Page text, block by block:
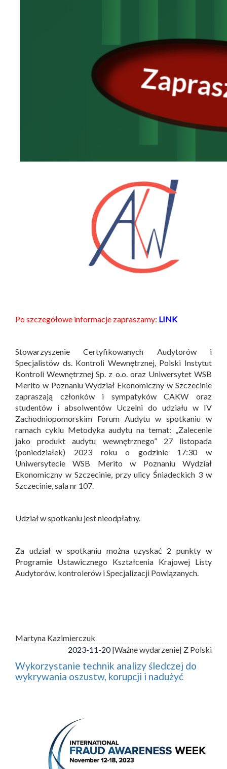
Po szczegółowe informacje zapraszamy: LINK
Stowarzyszenie Certyfikowanych Audytorów i
Specjalistów ds. Kontroli Wewnętrznej, Polski Instytut
Kontroli Wewnętrznej Sp. z o.o. oraz Uniwersytet WSB
Merito w Poznaniu Wydział Ekonomiczny w Szczecinie
zapraszają członków i sympatyków CAKW oraz
studentów i absolwentów Uczelni do udziału w IV
Zachodniopomorskim Forum Audytu w spotkaniu w
ramach cyklu Metodyka audytu na temat: „Zalecenie
jako produkt audytu wewnętrznego” 27 listopada
(poniedziałek) 2023 roku o godzinie 17:30 w
Uniwersytecie WSB Merito w Poznaniu Wydział
Ekonomiczny w Szczecinie, przy ulicy Śniadeckich 3 w
Szczecinie, sala nr 107.
Udział w spotkaniu jest nieodpłatny.
Za udział w spotkaniu można uzyskać 2 punkty w
Programie Ustawicznego Kształcenia Krajowej Listy
Audytorów, kontrolerów i Specjalizacji Powiązanych.
Martyna Kazimierczuk
2023-11-20 |Ważne wydarzenie| Z Polski
Wykorzystanie technik analizy śledczej do
wykrywania oszustw, korupcji i nadużyć